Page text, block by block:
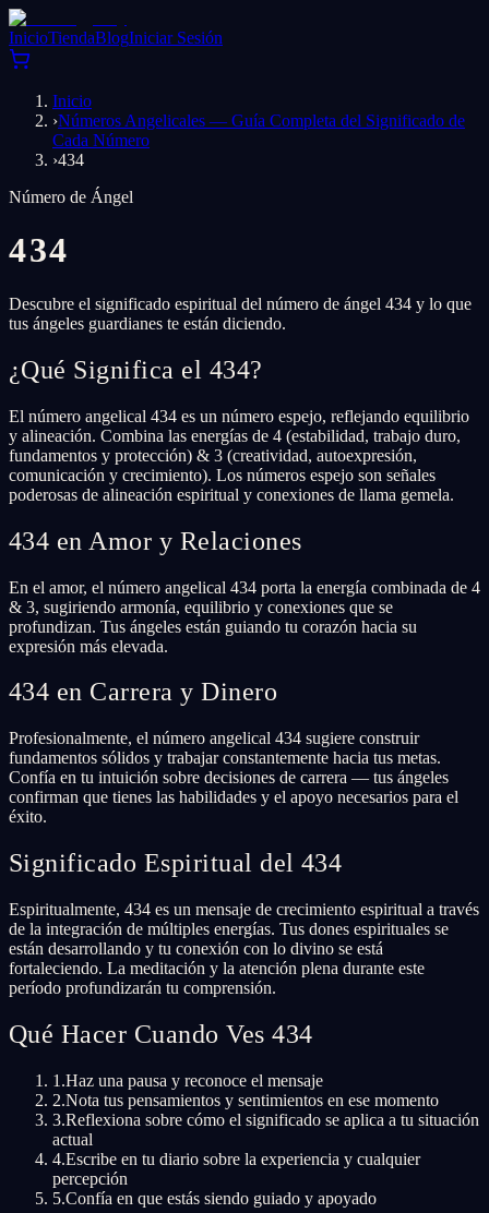
InicioTiendaBlogIniciar Sesión
Inicio
›Números Angelicales — Guía Completa del Significado de
Cada Número
›434
Número de Ángel
434
Descubre el significado espiritual del número de ángel 434 y lo que
tus ángeles guardianes te están diciendo.
¿Qué Significa el 434?
El número angelical 434 es un número espejo, reflejando equilibrio
y alineación. Combina las energías de 4 (estabilidad, trabajo duro,
fundamentos y protección) & 3 (creatividad, autoexpresión,
comunicación y crecimiento). Los números espejo son señales
poderosas de alineación espiritual y conexiones de llama gemela.
434 en Amor y Relaciones
En el amor, el número angelical 434 porta la energía combinada de 4
& 3, sugiriendo armonía, equilibrio y conexiones que se
profundizan. Tus ángeles están guiando tu corazón hacia su
expresión más elevada.
434 en Carrera y Dinero
Profesionalmente, el número angelical 434 sugiere construir
fundamentos sólidos y trabajar constantemente hacia tus metas.
Confía en tu intuición sobre decisiones de carrera — tus ángeles
confirman que tienes las habilidades y el apoyo necesarios para el
éxito.
Significado Espiritual del 434
Espiritualmente, 434 es un mensaje de crecimiento espiritual a través
de la integración de múltiples energías. Tus dones espirituales se
están desarrollando y tu conexión con lo divino se está
fortaleciendo. La meditación y la atención plena durante este
período profundizarán tu comprensión.
Qué Hacer Cuando Ves 434
1.Haz una pausa y reconoce el mensaje
2.Nota tus pensamientos y sentimientos en ese momento
3.Reflexiona sobre cómo el significado se aplica a tu situación
actual
4.Escribe en tu diario sobre la experiencia y cualquier
percepción
5.Confía en que estás siendo guiado y apoyado